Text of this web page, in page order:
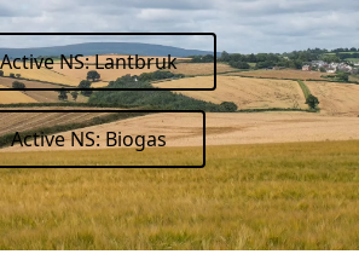
Active NS: Lantbruk
Active NS: Biogas